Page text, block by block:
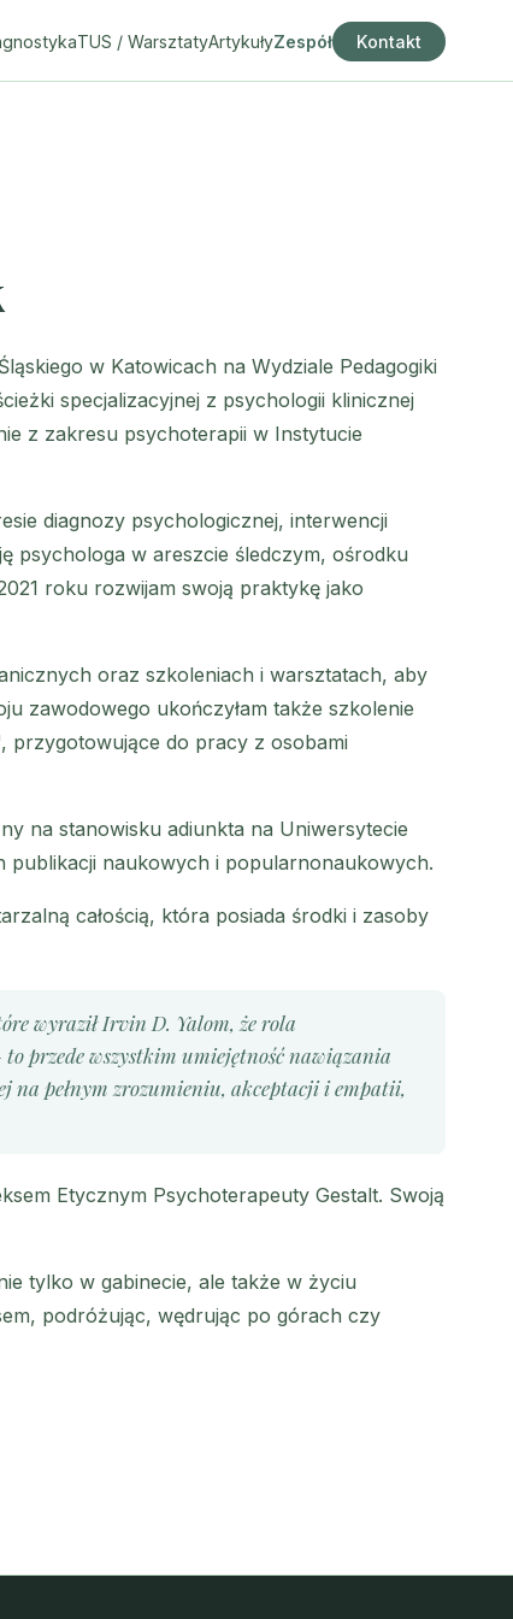
TUS / WarsztatyArtykułyZespół Kontakt
w Katowicach na Wydziale Pedagogiki
specjalizacyjnej z psychologii klinicznej
z zakresu psychoterapii w Instytucie
diagnozy psychologicznej, interwencji
psychologa w areszcie śledczym, ośrodku
roku rozwijam swoją praktykę jako
oraz szkoleniach i warsztatach, aby
zawodowego ukończyłam także szkolenie
przygotowujące do pracy z osobami
na stanowisku adiunkta na Uniwersytecie
publikacji naukowych i popularnonaukowych.
całością, która posiada środki i zasoby
wyraził Irvin D. Yalom, że rola
przede wszystkim umiejętność nawiązania
na pełnym zrozumieniu, akceptacji i empatii,
Etycznym Psychoterapeuty Gestalt. Swoją
tylko w gabinecie, ale także w życiu
podróżując, wędrując po górach czy